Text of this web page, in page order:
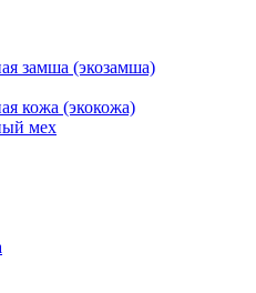
замша (экозамша)
кожа (экокожа)
мех